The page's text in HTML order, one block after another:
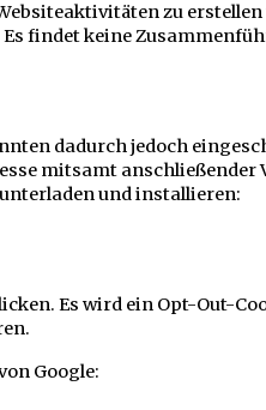
zu
findet keine
dadurch jedoch
mitsamt anschließender
und installieren:
Es wird ein Opt-Out-
Google: